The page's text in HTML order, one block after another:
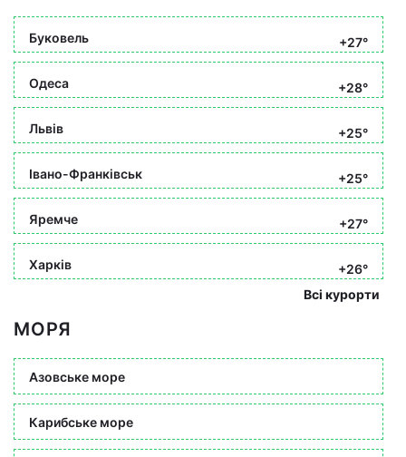
Буковель +27°
Одеса +28°
Львів +25°
Івано-Франківськ +25°
Яремче +27°
Харків
+26°
Всі курорти
МОРЯ
Азовське море
Карибське море